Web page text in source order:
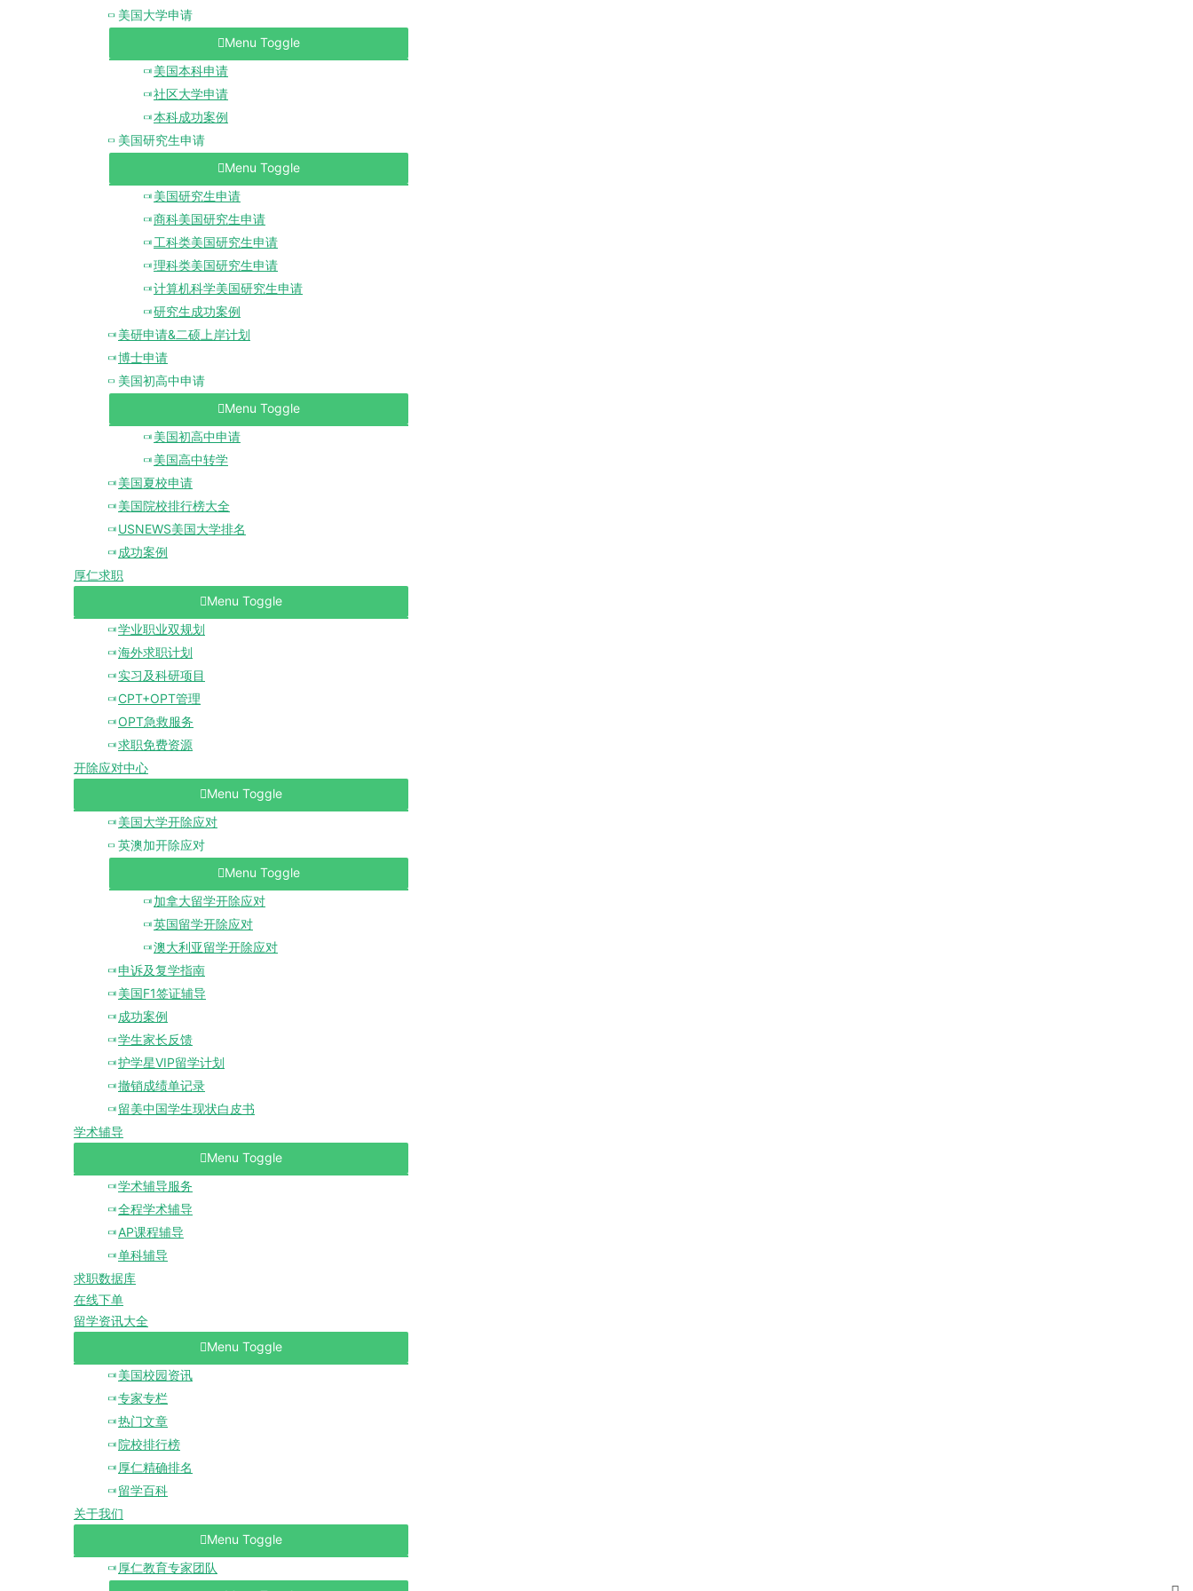
美国大学申请
Menu Toggle
美国本科申请
社区大学申请
本科成功案例
美国研究生申请
Menu Toggle
美国研究生申请
商科美国研究生申请
工科类美国研究生申请
理科类美国研究生申请
计算机科学美国研究生申请
研究生成功案例
美研申请&二硕上岸计划
博士申请
美国初高中申请
Menu Toggle
美国初高中申请
美国高中转学
美国夏校申请
美国院校排行榜大全
USNEWS美国大学排名
成功案例
厚仁求职
Menu Toggle
学业职业双规划
海外求职计划
实习及科研项目
CPT+OPT管理
OPT急救服务
求职免费资源
开除应对中心
Menu Toggle
美国大学开除应对
英澳加开除应对
Menu Toggle
加拿大留学开除应对
英国留学开除应对
澳大利亚留学开除应对
申诉及复学指南
美国F1签证辅导
成功案例
学生家长反馈
护学星VIP留学计划
撤销成绩单记录
留美中国学生现状白皮书
学术辅导
Menu Toggle
学术辅导服务
全程学术辅导
AP课程辅导
单科辅导
求职数据库
在线下单
留学资讯大全
Menu Toggle
美国校园资讯
专家专栏
热门文章
院校排行榜
厚仁精确排名
留学百科
关于我们
Menu Toggle
厚仁教育专家团队